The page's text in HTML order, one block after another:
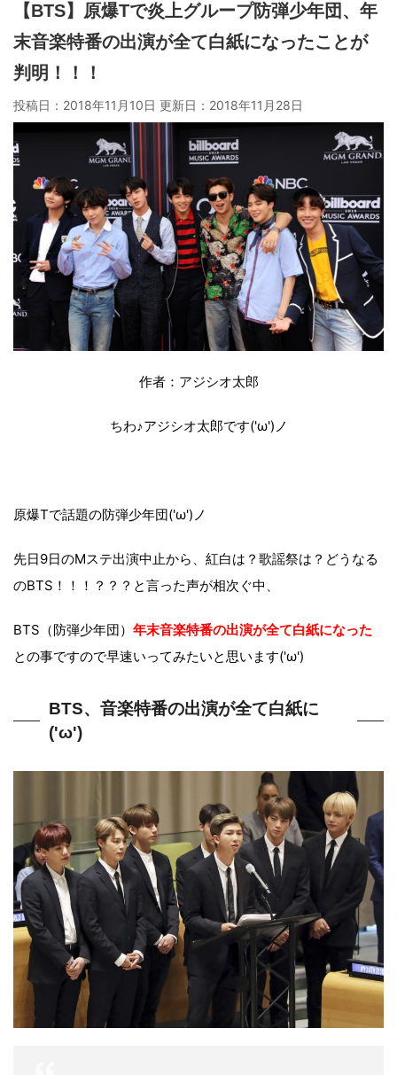
【BTS】原爆Tで炎上グループ防弾少年団、年
末音楽特番の出演が全て白紙になったことが
判明！！！
投稿日：2018年11月10日 更新日： 2018年11月28日
作者：アジシオ太郎
ちわ♪アジシオ太郎です('ω')ノ
原爆Tで話題の防弾少年団('ω')ノ
先日9日のMステ出演中止から、紅白は？歌謡祭は？どうなる
のBTS！！！？？？と言った声が相次ぐ中、
BTS（防弾少年団） 年末音楽特番の出演が全て白紙になった
との事ですので早速いってみたいと思います('ω')
BTS、音楽特番の出演が全て白紙に
('ω')